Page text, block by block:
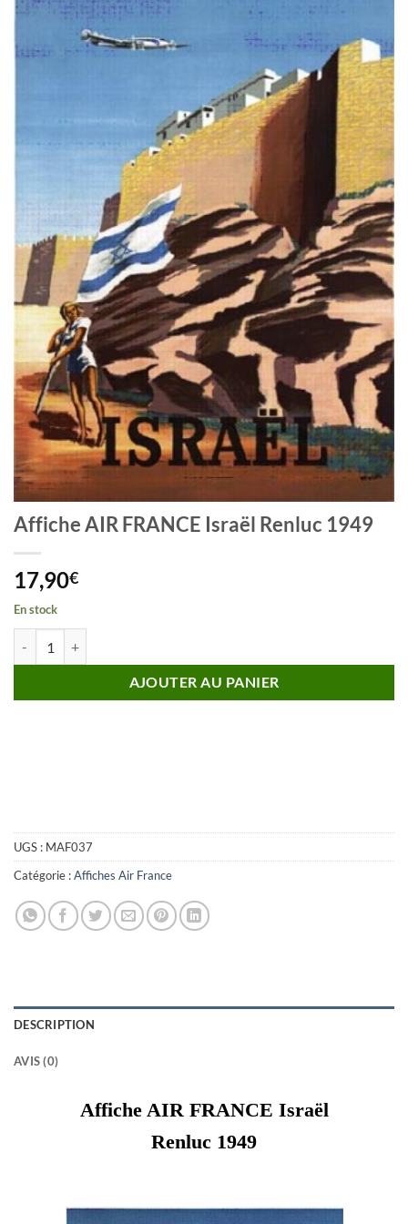
Affiche AIR FRANCE Israël Renluc 1949
17,90€
En stock
AJOUTER AU PANIER
UGS : MAF037
Catégorie :Affiches Air France
DESCRIPTION
AVIS (0)
Affiche AIR FRANCE Israël
Renluc 1949